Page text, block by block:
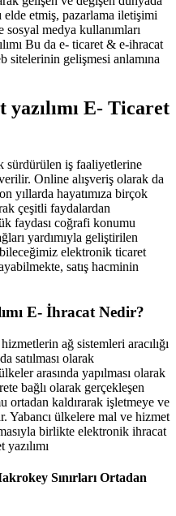
etmiş, pazarlama iletişimi
medya kullanımları
Bu da e- ticaret & e-ihracat
sitelerinin gelişmesi anlamına
E- Ticaret
sürdürülen iş faaliyetlerine
Online alışveriş olarak da
yıllarda hayatımıza birçok
çeşitli faydalardan
faydası coğrafi konumu
yardımıyla geliştirilen
elektronik ticaret
satış hacminin
E- İhracat Nedir?
ağ sistemleri aracılığı
satılması olarak
arasında yapılması olarak
bağlı olarak gerçekleşen
ortadan kaldırarak işletmeye ve
Yabancı ülkelere mal ve hizmet
birlikte elektronik ihracat
Sınırları Ortadan